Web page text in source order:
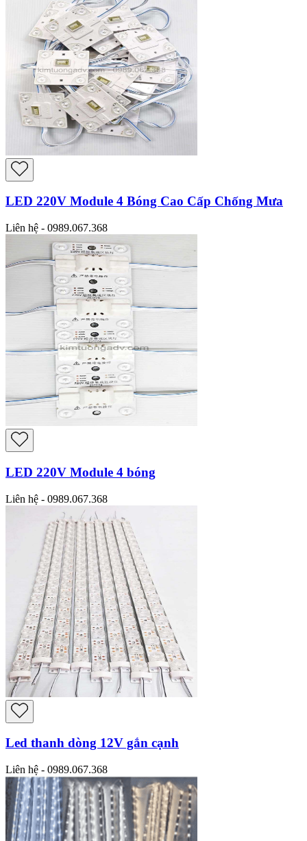
LED 220V Module 4 Bóng Cao Cấp Chống Mưa
Liên hệ - 0989.067.368
LED 220V Module 4 bóng
Liên hệ - 0989.067.368
Led thanh dòng 12V gắn cạnh
Liên hệ - 0989.067.368